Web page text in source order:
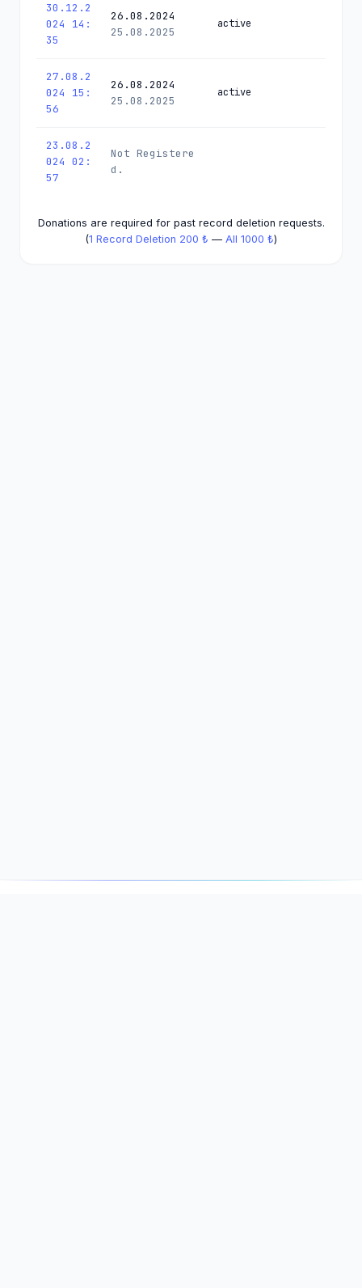
30.12.2
024 14:
35
26.08.2024
25.08.2025
active
27.08.2
024 15:
56
26.08.2024
25.08.2025
active
23.08.2
024 02:
57
Not Registere
d.
Donations are required for past record deletion requests.
(1 Record Deletion 200 ₺ — All 1000 ₺)